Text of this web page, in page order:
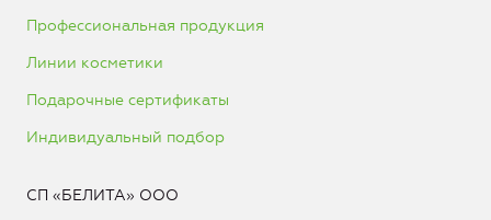
Профессиональная продукция
Линии косметики
Подарочные сертификаты
Индивидуальный подбор
СП «БЕЛИТА» ООО